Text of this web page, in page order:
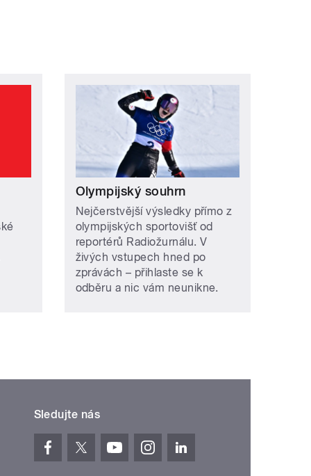
Olympijský souhrn
Nejčerstvější výsledky přímo z
olympijských sportovišť od
reportérů Radiožurnálu. V
živých vstupech hned po
zprávách – přihlaste se k
odběru a nic vám neunikne.
Sledujte nás